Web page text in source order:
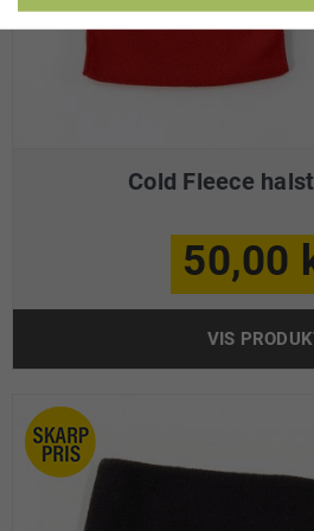
Cold Fleece
50,00
VIS